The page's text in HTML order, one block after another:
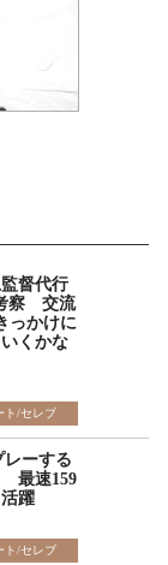
督代行
察 交流
っかけに
くかな
ト/セレブ
ーする
最速159
躍
ト/セレブ